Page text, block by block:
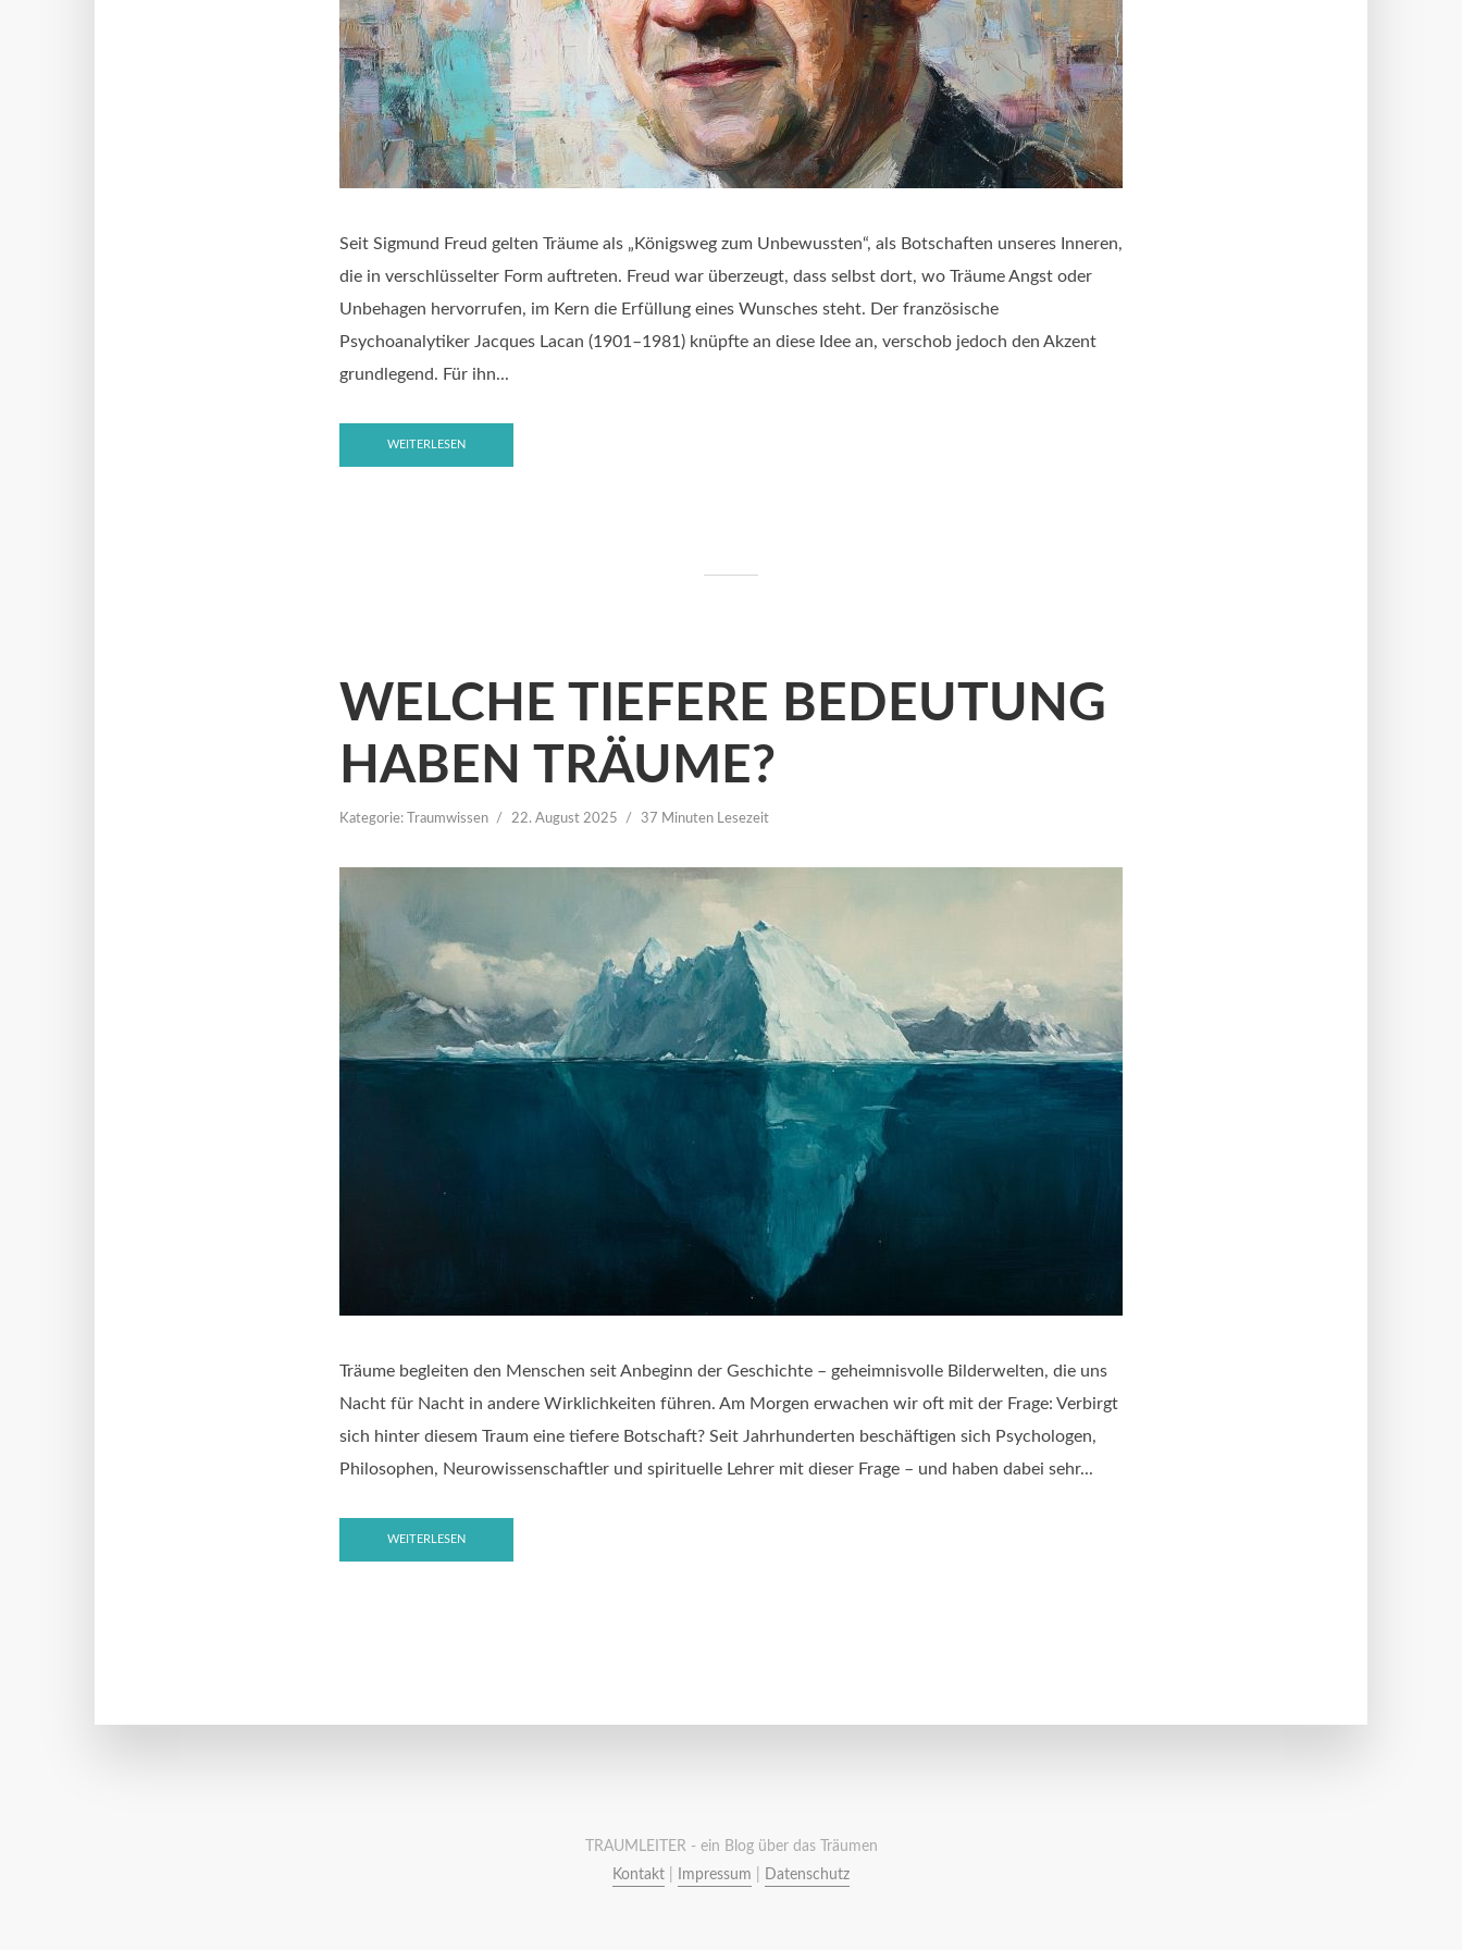
Seit Sigmund Freud gelten Träume als „Königsweg zum Unbewussten“, als Botschaften unseres Inneren,
die in verschlüsselter Form auftreten. Freud war überzeugt, dass selbst dort, wo Träume Angst oder
Unbehagen hervorrufen, im Kern die Erfüllung eines Wunsches steht. Der französische
Psychoanalytiker Jacques Lacan (1901–1981) knüpfte an diese Idee an, verschob jedoch den Akzent
grundlegend. Für ihn...
WEITERLESEN
WELCHE TIEFERE BEDEUTUNG
HABEN TRÄUME?
Kategorie: Traumwissen 22. August 2025 37 Minuten Lesezeit
Träume begleiten den Menschen seit Anbeginn der Geschichte – geheimnisvolle Bilderwelten, die uns
Nacht für Nacht in andere Wirklichkeiten führen. Am Morgen erwachen wir oft mit der Frage: Verbirgt
sich hinter diesem Traum eine tiefere Botschaft? Seit Jahrhunderten beschäftigen sich Psychologen,
Philosophen, Neurowissenschaftler und spirituelle Lehrer mit dieser Frage – und haben dabei sehr...
WEITERLESEN
TRAUMLEITER - ein Blog über das Träumen
Kontakt
Impressum Datenschutz